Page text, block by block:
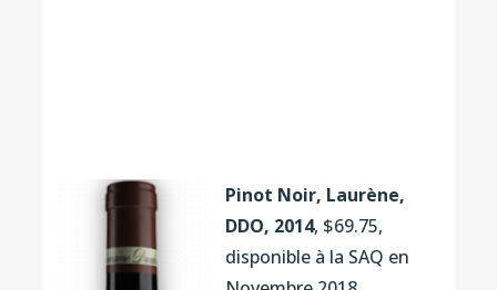
Pinot Noir, Laurène,
DDO, 2014, $69.75,
disponible à la SAQ en